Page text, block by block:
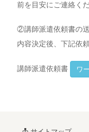
前を目安にご連絡くだ
②講師派遣依頼書の
内容決定後、下記依
講師派遣依頼書 ワ